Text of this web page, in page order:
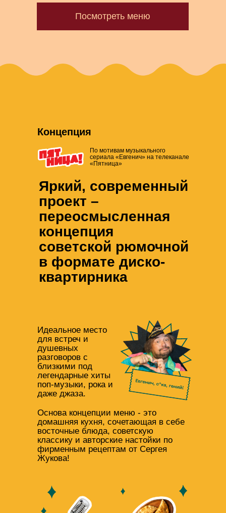
Посмотреть меню
По мотивам музыкального
сериала «Евгенич» на телеканале
«Пятница»
Идеальное место
для встреч и
душевных
разговоров с
близкими под
легендарные хиты
поп-музыки, рока и
даже джаза.
Основа концепции меню - это
домашняя кухня, сочетающая в себе
восточные блюда, советскую
классику и авторские настойки по
фирменным рецептам от Сергея
Жукова!
Яркий, современный
проект –
переосмысленная
концепция
советской рюмочной
в формате диско-
квартирника
Концепция